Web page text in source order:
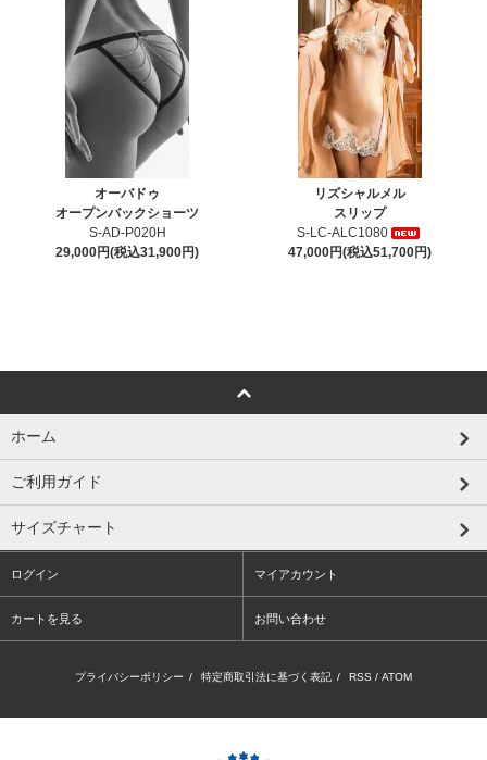
オーバドゥ
オープンバックショーツ
S-AD-P020H
29,000円(税込31,900円)
リズシャルメル
スリップ
S-LC-ALC1080
47,000円(税込51,700円)
ホーム
ご利用ガイド
サイズチャート
ログイン マイアカウント
カートを見る お問い合わせ
プライバシーポリシー / 特定商取引法に基づく表記 / RSS / ATOM